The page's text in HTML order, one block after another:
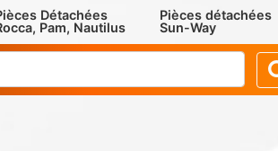
Détachées
Pam, Nautilus
Pièces détachées
Sun-Way